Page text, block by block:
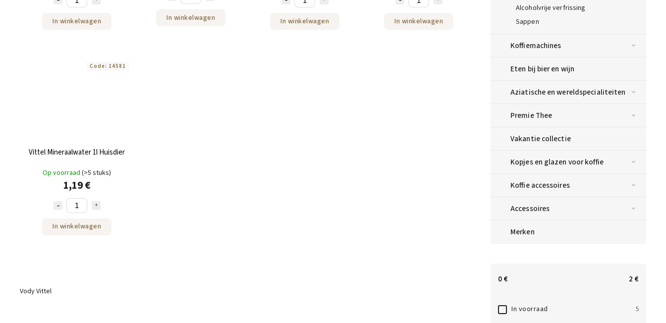
Alcoholvrije verfrissing
Sappen
Koffiemachines
Eten bij bier en wijn
Aziatische en wereldspecialiteiten
Premie Thee
Vakantie collectie
Kopjes en glazen voor koffie
Koffie accessoires
Accessoires
Merken
0€ 2 €
In voorraad 5
In winkelwagen In winkelwagen In winkelwagen In winkelwagen
Vittel Mineraalwater 1l Huisdier
Op voorraad (>5 stuks)
1,19 €
In winkelwagen
Code: 14581
Vody Vittel